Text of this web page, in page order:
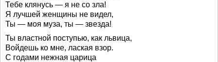
Тебе клянусь — я не со зла!
Я лучшей женщины не видел,
Ты — моя муза, ты — звезда!
Ты властной поступью, как львица,
Войдешь ко мне, лаская взор.
С годами нежная царица